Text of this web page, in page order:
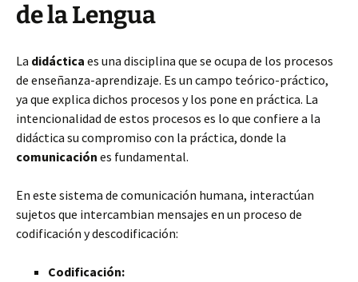
de la Lengua
La didáctica es una disciplina que se ocupa de los procesos
de enseñanza-aprendizaje. Es un campo teórico-práctico,
ya que explica dichos procesos y los pone en práctica. La
intencionalidad de estos procesos es lo que confiere a la
didáctica su compromiso con la práctica, donde la
comunicación es fundamental.
En este sistema de comunicación humana, interactúan
sujetos que intercambian mensajes en un proceso de
codificación y descodificación:
Codificación: